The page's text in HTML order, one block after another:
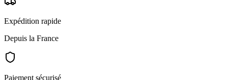
Expédition rapide
Depuis la France
Paiement sécurisé